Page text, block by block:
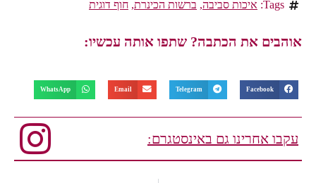
Tags: איכות סביבה, ברשות הכינרת, חוף דוגית
אוהבים את הכתבה? שתפו אותה עכשיו:
Facebook
Telegram
Email
WhatsApp
עקבו אחרינו גם באינסטגרם: